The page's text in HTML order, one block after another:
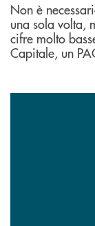
Non è
una sola volta,
cifre molto
Capitale, un